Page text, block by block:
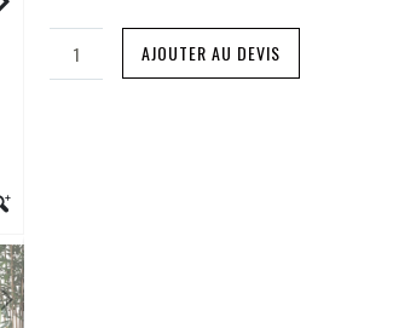
AJOUTER AU DEVIS